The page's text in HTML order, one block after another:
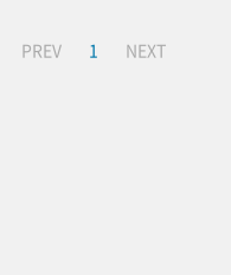
PREV 1 NEXT